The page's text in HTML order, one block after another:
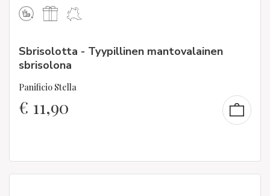
Sbrisolotta - Tyypillinen mantovalainen
sbrisolona
Panificio Stella
€ 11,90